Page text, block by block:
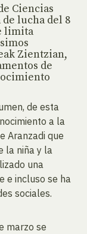
Ciencias
lucha del 8
limita
Zientzian,
de
de esta
a la
Aranzadi que
la niña y la
una
e incluso se ha
sociales.
marzo se